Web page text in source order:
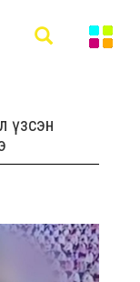
үзсэн